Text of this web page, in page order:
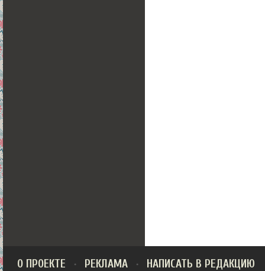
О ПРОЕКТЕ РЕКЛАМА НАПИСАТЬ В РЕДАКЦИЮ